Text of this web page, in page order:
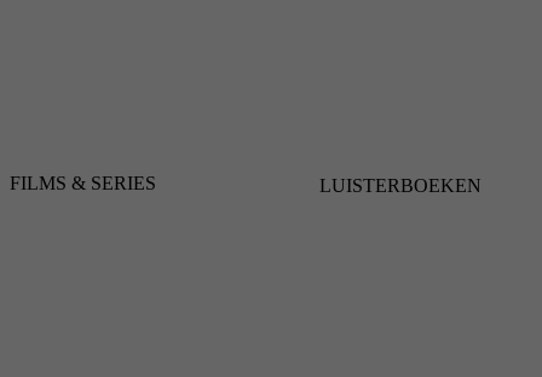
FILMS & SERIES LUISTERBOEKEN